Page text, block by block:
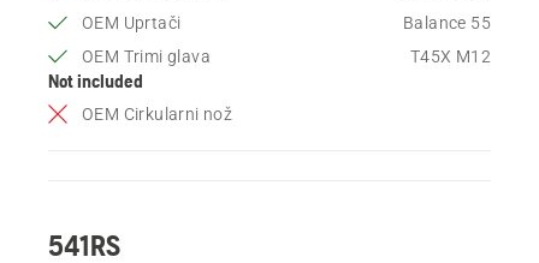
OEM Uprtači
Balance 55
OEM Trimi glava
T45X M12
Not included
OEM Cirkularni nož
541RS